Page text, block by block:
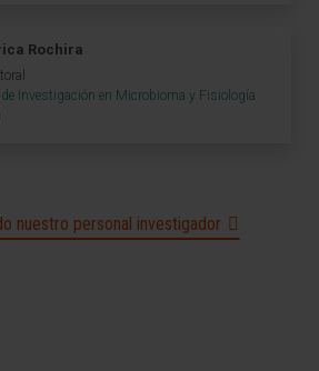
Rochira
Investigación en Microbioma y Fisiología
nuestro personal investigador